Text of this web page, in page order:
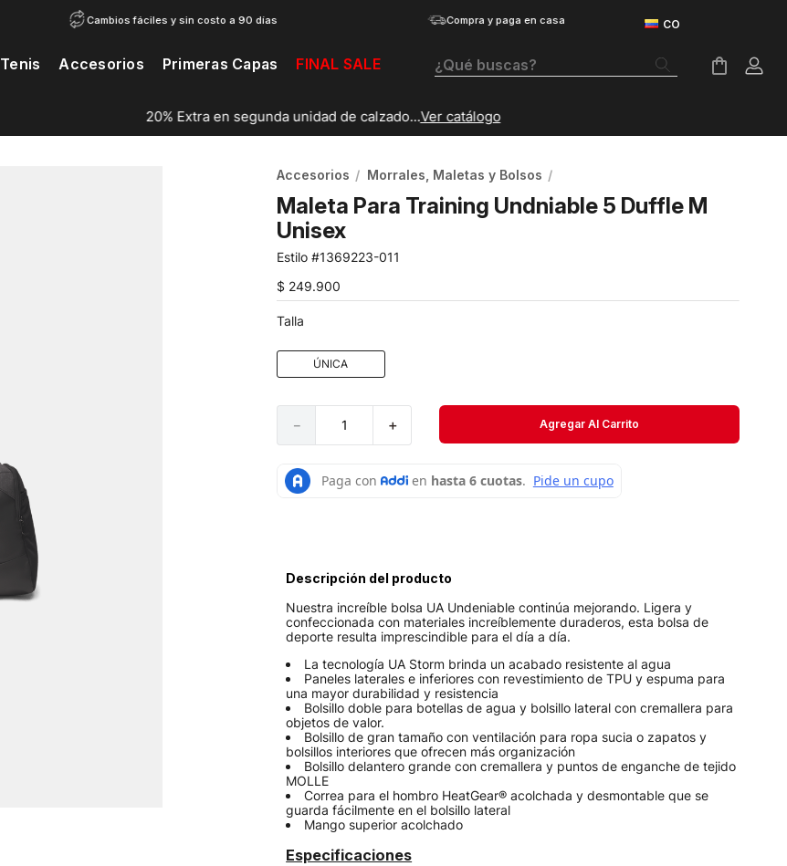
Cambios fáciles y sin costo a 90 días Compra y paga en casa
Tenis Accesorios Primeras Capas FINAL SALE ¿Qué buscas?
20% Extra en segunda unidad de calzado...Ver catálogo
Accesorios Morrales, Maletas y Bolsos
Maleta Para Training Undniable 5 Duffle M
Unisex
1369223-011
$ 249.900
Talla
ÚNICA
＋
－ Agregar Al Carrito
Descripción del producto
Nuestra increíble bolsa UA Undeniable continúa mejorando. Ligera y
confeccionada con materiales increíblemente duraderos, esta bolsa de
deporte resulta imprescindible para el día a día.
La tecnología UA Storm brinda un acabado resistente al agua
Paneles laterales e inferiores con revestimiento de TPU y espuma para
una mayor durabilidad y resistencia
Bolsillo doble para botellas de agua y bolsillo lateral con cremallera para
objetos de valor.
Bolsillo de gran tamaño con ventilación para ropa sucia o zapatos y
bolsillos interiores que ofrecen más organización
Bolsillo delantero grande con cremallera y puntos de enganche de tejido
MOLLE
Correa para el hombro HeatGear® acolchada y desmontable que se
guarda fácilmente en el bolsillo lateral
Mango superior acolchado
Especificaciones
Botas
Tenis Mujer
Tenis Hombre
Velociti Distance